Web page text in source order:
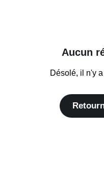
Aucun
Désolé, il n'y